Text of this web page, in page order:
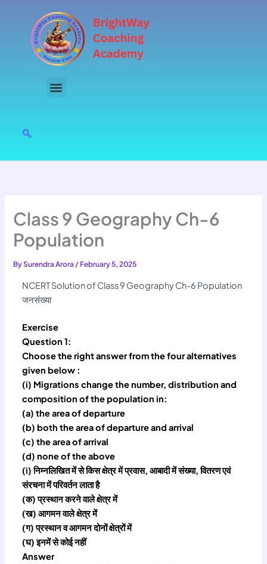
content
Class 9 Geography Ch-6
Population
BySurendra Arora/ February 5, 2025
NCERT Solution of Class 9 Geography Ch-6 Population
जनसंख्या
Exercise
Question 1:
Choose the right answer from the four alternatives
given below :
(i) Migrations change the number, distribution and
composition of the population in:
(a) the area of departure
(b) both the area of departure and arrival
(c) the area of arrival
(d) none of the above
(i) निम्नलिखित में से किस क्षेत्र में प्रवास, आबादी में संख्या, वितरण एवं
संरचना में परिवर्तन लाता है
(क) प्रस्थान करने वाले क्षेत्र में
(ख) आगमन वाले क्षेत्र में
(ग) प्रस्थान व आगमन दोनों क्षेत्रों में
(घ) इनमें से कोई नहीं
Answer